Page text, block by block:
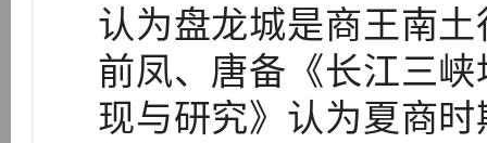
认为盘龙城是商王南
前凤、唐备《长江三
现与研究》认为夏商